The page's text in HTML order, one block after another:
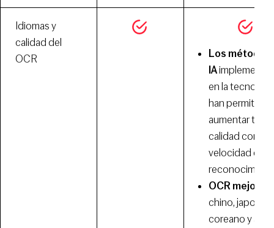
Idiomas y
calidad del
OCR
Los métodos
IA
en la
han permitido
aumentar
calidad como
velocidad del
OCR
chino, japonés,
coreano y